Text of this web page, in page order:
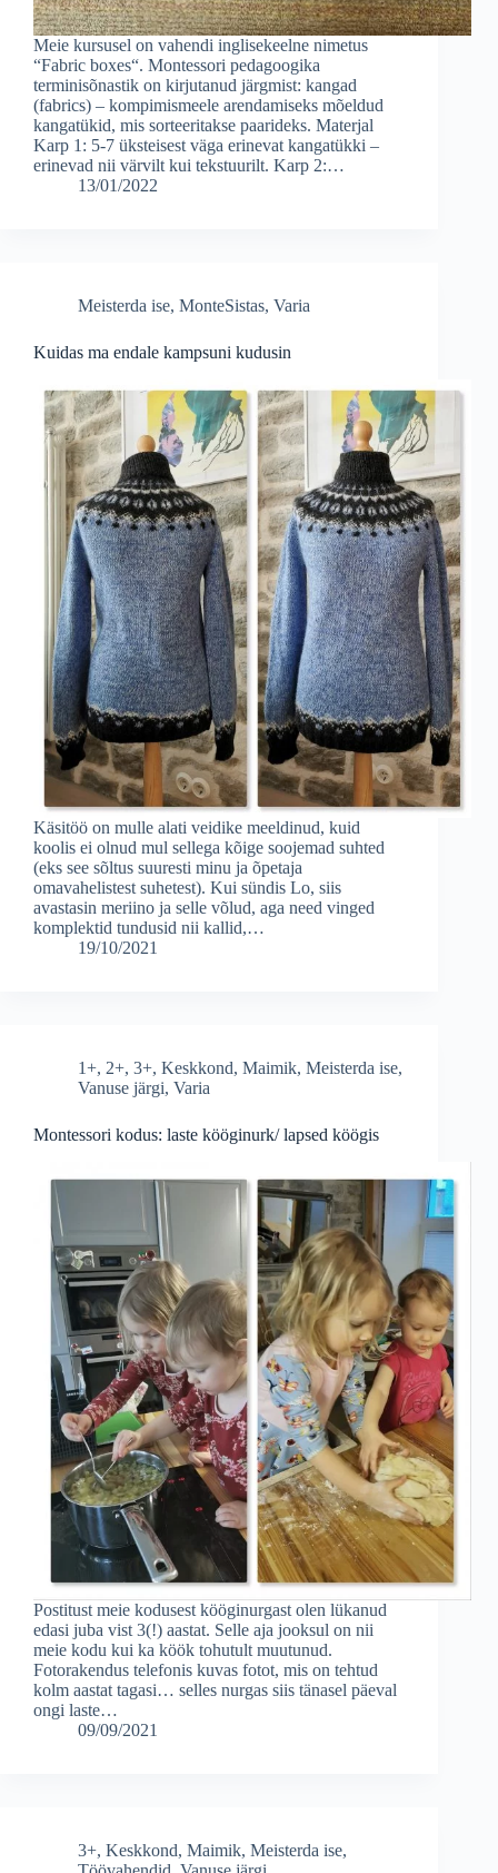
Meie kursusel on vahendi inglisekeelne nimetus
“Fabric boxes“. Montessori pedagoogika
terminisõnastik on kirjutanud järgmist: kangad
(fabrics) – kompimismeele arendamiseks mõeldud
kangatükid, mis sorteeritakse paarideks. Materjal
Karp 1: 5-7 üksteisest väga erinevat kangatükki –
erinevad nii värvilt kui tekstuurilt. Karp 2:…
13/01/2022
Meisterda ise, MonteSistas, Varia
Kuidas ma endale kampsuni kudusin
Käsitöö on mulle alati veidike meeldinud, kuid
koolis ei olnud mul sellega kõige soojemad suhted
(eks see sõltus suuresti minu ja õpetaja
omavahelistest suhetest). Kui sündis Lo, siis
avastasin meriino ja selle võlud, aga need vinged
komplektid tundusid nii kallid,…
19/10/2021
1+, 2+, 3+, Keskkond, Maimik, Meisterda ise,
Vanuse järgi, Varia
Montessori kodus: laste kööginurk/ lapsed köögis
Postitust meie kodusest kööginurgast olen lükanud
edasi juba vist 3(!) aastat. Selle aja jooksul on nii
meie kodu kui ka köök tohutult muutunud.
Fotorakendus telefonis kuvas fotot, mis on tehtud
kolm aastat tagasi… selles nurgas siis tänasel päeval
ongi laste…
09/09/2021
3+, Keskkond, Maimik, Meisterda ise,